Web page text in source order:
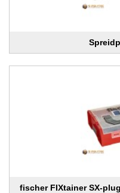
fischer FIXtainer SX-